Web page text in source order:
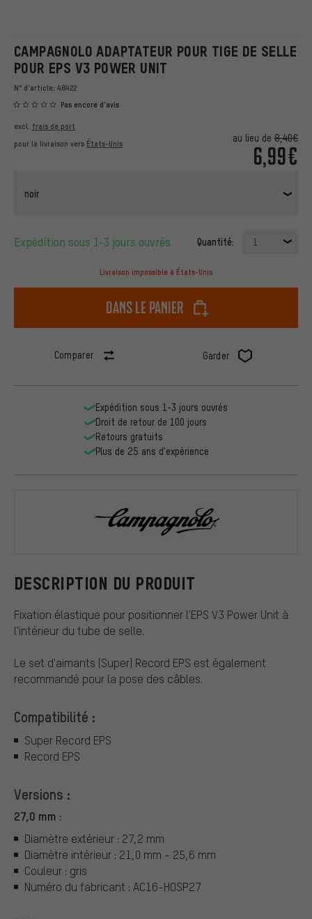
CAMPAGNOLO ADAPTATEUR POUR TIGE DE SELLE
POUR EPS V3 POWER UNIT
N° d'article: 48422
Pas encore d'avis
au lieu de 8,40€
6,99€
excl. frais de port
pour la livraison vers États-Unis
noir
Expédition sous 1-3 jours ouvrés Quantité: 1
Livraison impossible à États-Unis
dans le panier
Comparer Garder
DESCRIPTION DU PRODUIT
Fixation élastique pour positionner l'EPS V3 Power Unit à
l'intérieur du tube de selle.
Le set d'aimants (Super) Record EPS est également
recommandé pour la pose des câbles.
Compatibilité :
Super Record EPS
Record EPS
Versions :
27,0 mm :
Diamètre extérieur : 27,2 mm
Diamètre intérieur : 21,0 mm - 25,6 mm
Couleur : gris
Numéro du fabricant : AC16-HOSP27
Expédition sous 1-3 jours ouvrés
Droit de retour de 100 jours
Retours gratuits
Plus de 25 ans d'expérience